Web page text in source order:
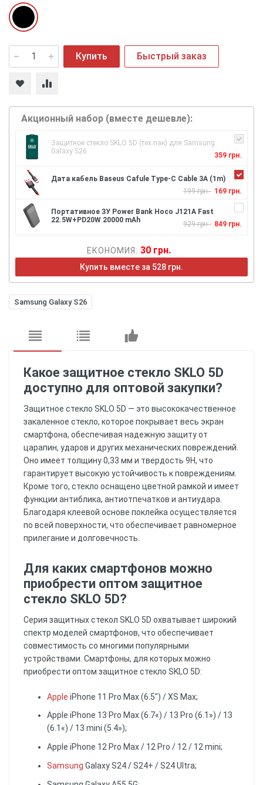
Купить Быстрый заказ
Акционный набор (вместе дешевле):
Защитное стекло SKLO 5D (тех.пак) для Samsung
Galaxy S26
359 грн.
Дата кабель Baseus Cafule Type-C Cable 3A (1m)
199 грн. 169 грн.
Портативное ЗУ Power Bank Hoco J121A Fast
22.5W+PD20W 20000 mAh
929 грн. 849 грн.
ЕКОНОМИЯ: 30 грн.
Купить вместе за 528 грн.
Samsung Galaxy S26
Какое защитное стекло SKLO 5D
доступно для оптовой закупки?
Защитное стекло SKLO 5D — это высококачественное
закаленное стекло, которое покрывает весь экран
смартфона, обеспечивая надежную защиту от
царапин, ударов и других механических повреждений.
Оно имеет толщину 0,33 мм и твердость 9H, что
гарантирует высокую устойчивость к повреждениям.
Кроме того, стекло оснащено цветной рамкой и имеет
функции антиблика, антиотпечатков и антиудара.
Благодаря клеевой основе поклейка осуществляется
по всей поверхности, что обеспечивает равномерное
прилегание и долговечность.
Для каких смартфонов можно
приобрести оптом защитное
стекло SKLO 5D?
Серия защитных стекол SKLO 5D охватывает широкий
спектр моделей смартфонов, что обеспечивает
совместимость со многими популярными
устройствами. Смартфоны, для которых можно
приобрести оптом защитное стекло SKLO 5D:
Apple iPhone 11 Pro Max (6.5") / XS Max;
Apple iPhone 13 Pro Max (6.7«) / 13 Pro (6.1») / 13
(6.1«) / 13 mini (5.4»);
Apple iPhone 12 Pro Max / 12 Pro / 12 / 12 mini;
Samsung Galaxy S24 / S24+ / S24 Ultra;